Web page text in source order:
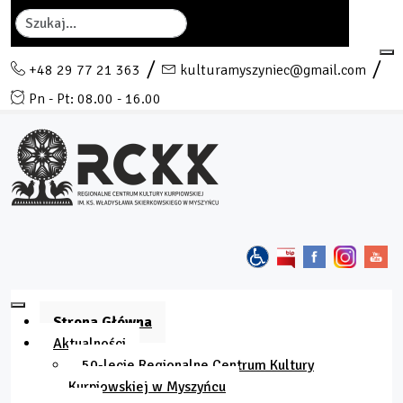
Szukaj
+48 29 77 21 363
kulturamyszyniec@gmail.com
Pn - Pt: 08.00 - 16.00
Strona Główna
Aktualności
50-lecie Regionalne Centrum Kultury
Kurpiowskiej w Myszyńcu